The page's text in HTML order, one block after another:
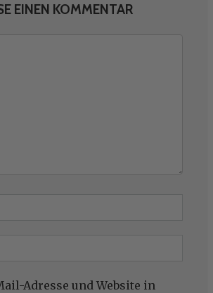
EINEN KOMMENTAR
Adresse und Website in